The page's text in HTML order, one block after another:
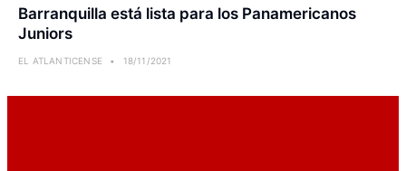
Barranquilla está lista para los Panamericanos
Juniors
EL ATLANTICENSE 18/11/2021